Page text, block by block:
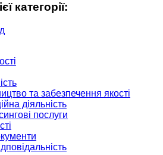
категорії:
та забезпечення якості
діяльність
послуги